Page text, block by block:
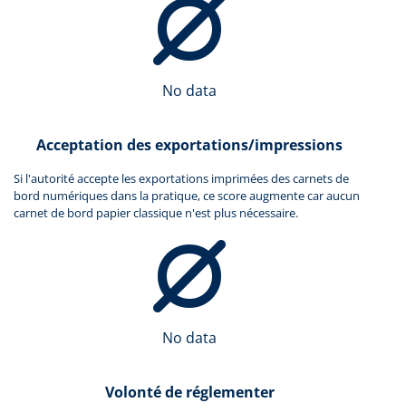
No data
Acceptation des exportations/impressions
Si l'autorité accepte les exportations imprimées des carnets de
bord numériques dans la pratique, ce score augmente car aucun
carnet de bord papier classique n'est plus nécessaire.
No data
Volonté de réglementer